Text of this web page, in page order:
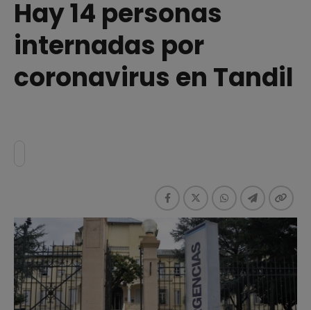
Hay 14 personas
internadas por
coronavirus en Tandil